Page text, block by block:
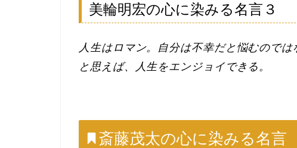
美輪明宏の心に染みる名言３
人生はロマン。自分は不幸だと悩むので
と思えば、人生をエンジョイできる。
斎藤茂太の心に染みる名言